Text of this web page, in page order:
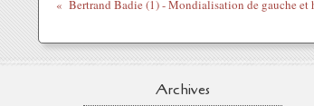
Archives